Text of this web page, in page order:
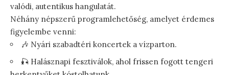
valódi, autentikus hangulatát.
Néhány népszerű programlehetőség, amelyet érdemes
figyelembe venni:
🎶 Nyári szabadtéri koncertek a vízparton.
🎣 Halásznapi fesztiválok, ahol frissen fogott tengeri